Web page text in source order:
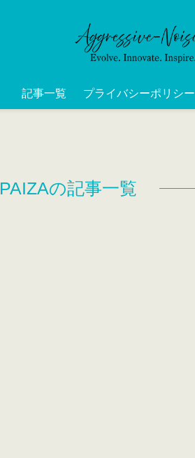
記事一覧 プライバシーポリシー
PAIZAの記事一覧